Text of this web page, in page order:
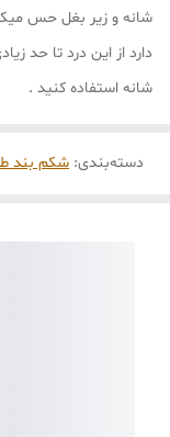
شانه و زیر بغل حس
دارد از این درد تا حد
شانه استفاده کنید .
دسته‌بندی: شکم بند